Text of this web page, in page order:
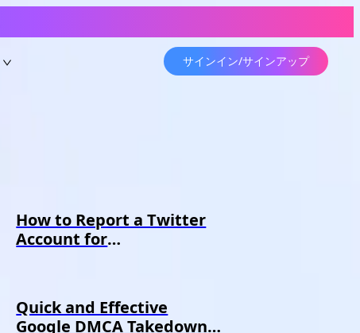
サインイン/サインアップ
How to Report a Twitter
Account for
Quick and Effective
Google DMCA Takedown